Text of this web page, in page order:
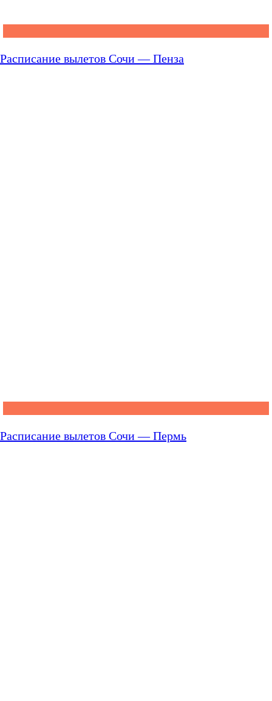
Расписание вылетов Сочи — Пенза
Расписание вылетов Сочи — Пермь